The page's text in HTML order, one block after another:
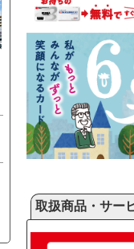
取扱商品・サー